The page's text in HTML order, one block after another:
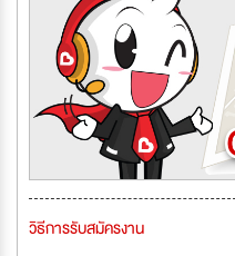
วิธีการรับสมัครงาน